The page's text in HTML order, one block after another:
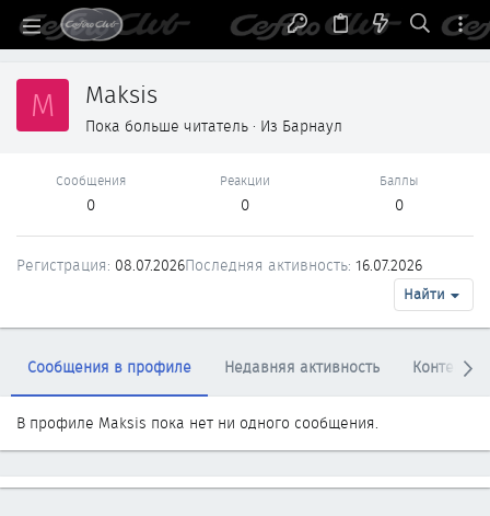
M Maksis
Пока больше читатель · Из Барнаул
Сообщения
0
Реакции
0
Баллы
0
Регистрация 08.07.2026Последняя активность 16.07.2026
Найти
Сообщения в профиле Недавняя активность Контент
В профиле Maksis пока нет ни одного сообщения.